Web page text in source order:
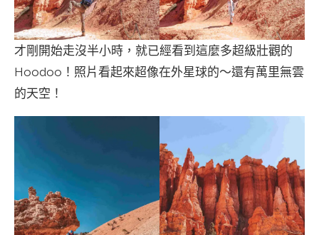
才剛開始走沒半小時，就已經看到這麼多超級壯觀的
Hoodoo！照片看起來超像在外星球的～還有萬里無雲
的天空！